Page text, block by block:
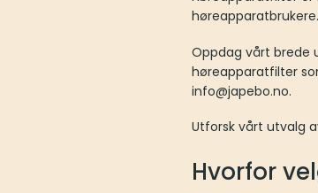
høreapparatbrukere.
Oppdag vårt brede
høreapparatfilter
info@japebo.no.
Utforsk vårt utvalg
Hvorfor